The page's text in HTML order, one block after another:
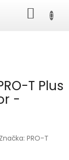
KOŠÍK
T Plus
-
Značka:PRO-T